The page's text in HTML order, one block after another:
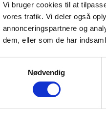
Vi bruger cookies til at
vores trafik. Vi deler også
annonceringspartnere og
dem, eller som de har
Nødvendig